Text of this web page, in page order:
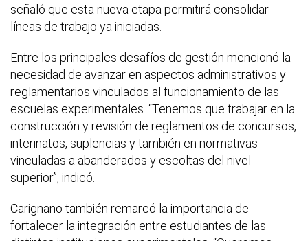
señaló que esta nueva etapa permitirá consolidar
líneas de trabajo ya iniciadas.
Entre los principales desafíos de gestión mencionó la
necesidad de avanzar en aspectos administrativos y
reglamentarios vinculados al funcionamiento de las
escuelas experimentales. “Tenemos que trabajar en la
construcción y revisión de reglamentos de concursos,
interinatos, suplencias y también en normativas
vinculadas a abanderados y escoltas del nivel
superior”, indicó.
Carignano también remarcó la importancia de
fortalecer la integración entre estudiantes de las